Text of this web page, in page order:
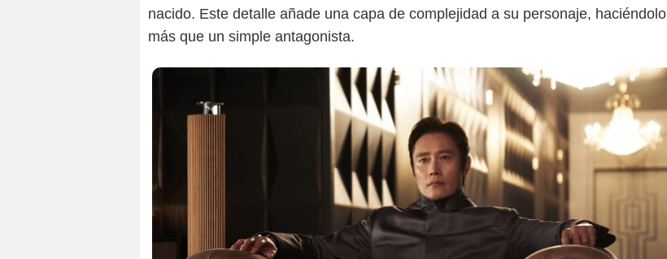
nacido. Este detalle añade una capa de complejidad a su personaje, haciéndolo
más que un simple antagonista.